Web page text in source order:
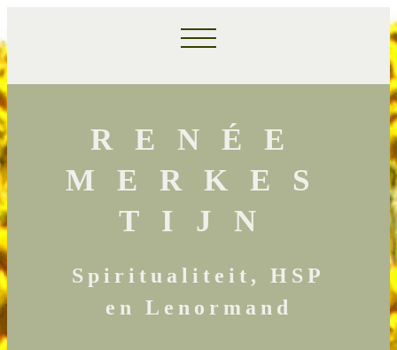
RENÉE
MERKES
TIJN
Spiritualiteit, HSP
en Lenormand